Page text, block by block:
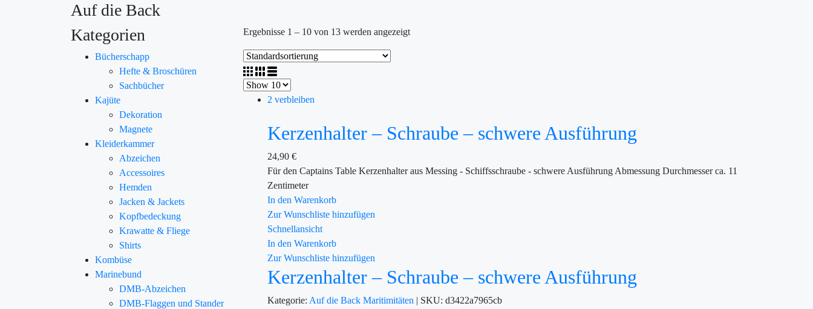
Auf die Back
Kategorien
Bücherschapp
Hefte & Broschüren
Sachbücher
Kajüte
Dekoration
Magnete
Kleiderkammer
Abzeichen
Accessoires
Hemden
Jacken & Jackets
Kopfbedeckung
Krawatte & Fliege
Shirts
Kombüse
Marinebund
DMB-Abzeichen
DMB-Flaggen und Stander
Ergebnisse 1 – 10 von 13 werden angezeigt
2 verbleiben
Kerzenhalter – Schraube – schwere Ausführung
24,90 €
Für den Captains Table Kerzenhalter aus Messing - Schiffsschraube - schwere Ausführung Abmessung Durchmesser ca. 11
Zentimeter
In den Warenkorb
Zur Wunschliste hinzufügen
Schnellansicht
In den Warenkorb
Zur Wunschliste hinzufügen
Kerzenhalter – Schraube – schwere Ausführung
Kategorie: Auf die Back Maritimitäten | SKU: d3422a7965cb